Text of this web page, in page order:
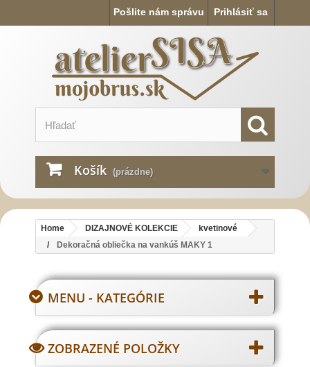
Prihlásiť sa
Pošlite nám správu
Košík (prázdne)
Home DIZAJNOVÉ KOLEKCIE
kvetinové
Dekoračná obliečka na vankúš MAKY 1
MENU - KATEGÓRIE
ZOBRAZENÉ POLOŽKY